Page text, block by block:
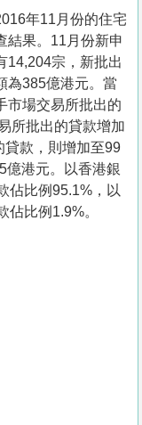
年11月份的住宅
結果。11月份新申
14,204宗，新批出
為385億港元。當
市場交易所批出的
所批出的貸款增加
貸款，則增加至99
億港元。以香港銀
佔比例95.1%，以
比例1.9%。